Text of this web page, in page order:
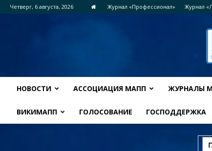
Четверг, 6 августа, 2026 Журнал «Профессионал» Журнал
НОВОСТИ АССОЦИАЦИЯ МАПП ЖУРНАЛЫ
ВИКИМАПП ГОЛОСОВАНИЕ ГОСПОДДЕРЖКА